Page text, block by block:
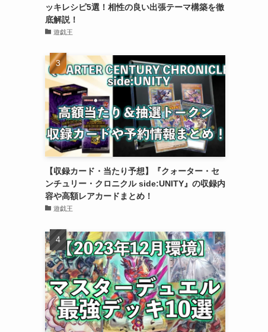
ッキレシピ5選！相性の良い出張テーマ構築を徹
底解説！
遊戯王
【収録カード・当たり予想】『クォーター・セ
ンチュリー・クロニクル side:UNITY』の収録内
容や高額レアカードまとめ！
遊戯王